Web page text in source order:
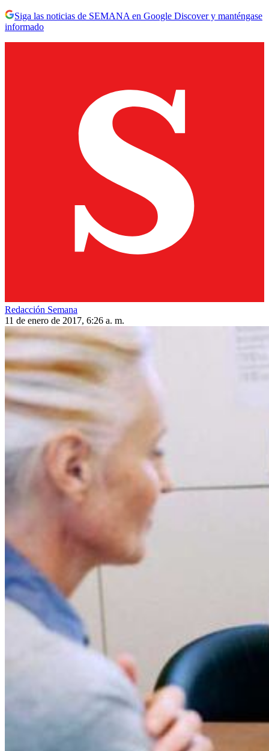
Siga las noticias de SEMANA en Google Discover y manténgase
informado
Redacción Semana
11 de enero de 2017, 6:26 a. m.